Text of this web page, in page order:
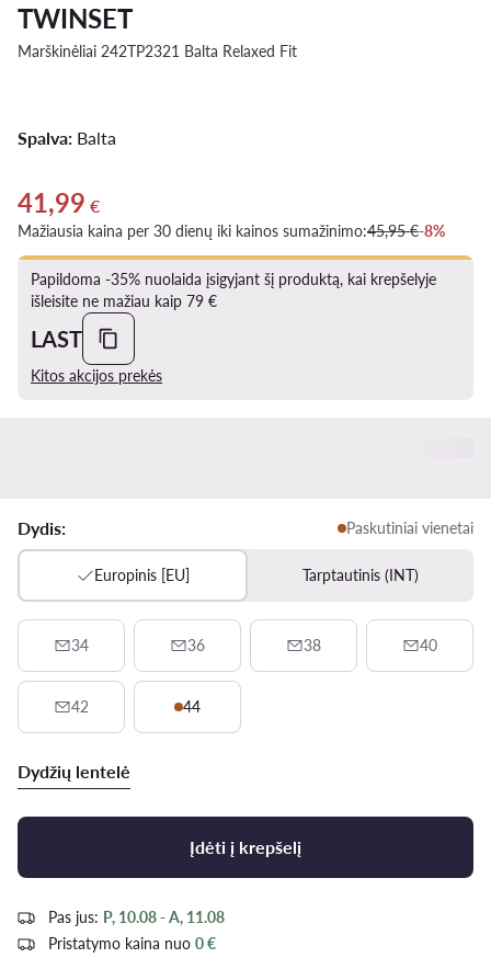
TWINSET
Marškinėliai 242TP2321 Balta Relaxed Fit
Spalva: Balta
Dabartinė kaina 41,99 €
41,99 €
Mažiausia kaina per 30 dienų iki kainos sumažinimo:45,95 €-8%
Papildoma -35% nuolaida įsigyjant šį produktą, kai krepšelyje
išleisite ne mažiau kaip 79 €
LAST
Kitos akcijos prekės
Dydis: Paskutiniai vienetai
Europinis [EU] Tarptautinis (INT)
34 36 38 40
42 44
Dydžių lentelė
Įdėti į krepšelį
Pas jus: P, 10.08 - A, 11.08
Pristatymo kaina nuo 0 €